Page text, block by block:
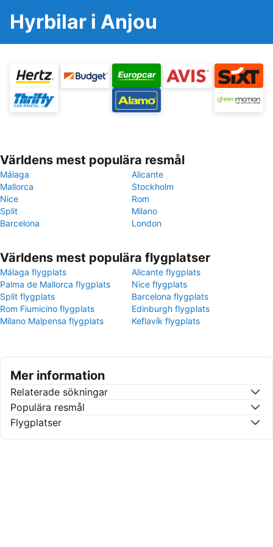
Hyrbilar i Anjou
Världens mest populära resmål
Málaga
Alicante
Mallorca
Stockholm
Nice
Rom
Split
Milano
Barcelona
London
Världens mest populära flygplatser
Málaga flygplats
Alicante flygplats
Palma de Mallorca flygplats
Nice flygplats
Split flygplats
Barcelona flygplats
Rom Fiumicino flygplats
Edinburgh flygplats
Milano Malpensa flygplats
Keflavík flygplats
Mer information
Relaterade sökningar
Populära resmål
Flygplatser